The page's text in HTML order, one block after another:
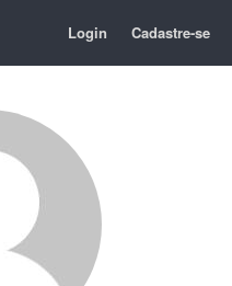
Login Cadastre-se